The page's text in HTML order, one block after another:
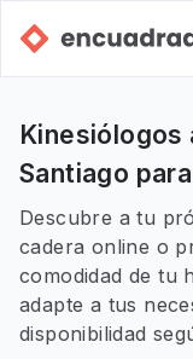
Kinesiólogos
Santiago
Descubre a tu
cadera online o
comodidad de tu
adapte a tus
disponibilidad